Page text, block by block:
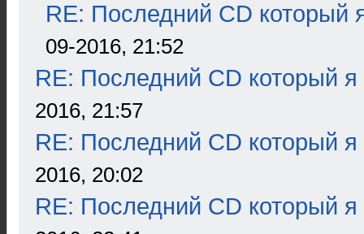
RE: Последний CD который
09-2016, 21:52
RE: Последний CD который я
2016, 21:57
RE: Последний CD который я
2016, 20:02
RE: Последний CD который я